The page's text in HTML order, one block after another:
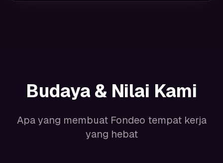
Budaya & Nilai Kami
Apa yang membuat Fondeo tempat kerja
yang hebat